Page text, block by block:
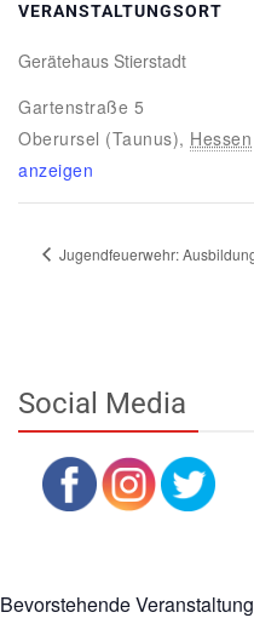
VERANSTALTUNGSORT
Gerätehaus Stierstadt
Gartenstraße 5
Oberursel (Taunus), Hessen
anzeigen
Jugendfeuerwehr:
Social Media
Bevorstehende